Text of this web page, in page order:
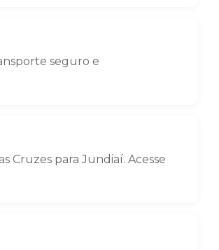
seguro e
Cruzes para Jundiaí. Acesse